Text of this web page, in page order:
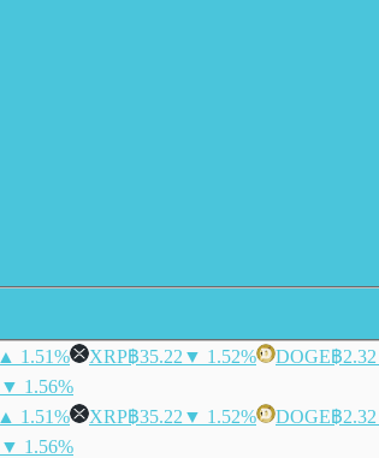
▲ 1.51% XRP฿35.22 ▼ 1.52% DOGE฿2.32
▼ 1.56%
▲ 1.51% XRP฿35.22 ▼ 1.52% DOGE฿2.32
▼ 1.56%